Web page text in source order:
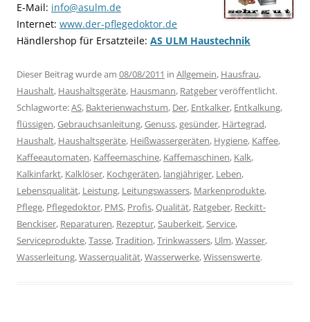
E-Mail: info@asulm.de
Internet: www.der-pflegedoktor.de
Händlershop für Ersatzteile: AS ULM Haustechnik
Dieser Beitrag wurde am 08/08/2011 in Allgemein, Hausfrau,
Haushalt, Haushaltsgeräte, Hausmann, Ratgeberveröffentlicht.
Schlagworte:AS, Bakterienwachstum, Der, Entkalker, Entkalkung,
flüssigen,Gebrauchsanleitung,Genuss,gesünder, Härtegrad,
Haushalt, Haushaltsgeräte, Heißwassergeräten, Hygiene, Kaffee,
Kaffeeautomaten, Kaffeemaschine, Kaffemaschinen, Kalk,
Kalkinfarkt, Kalklöser, Kochgeräten, langjähriger, Leben,
Lebensqualität, Leistung, Leitungswassers, Markenprodukte,
Pflege, Pflegedoktor, PMS, Profis,Qualität, Ratgeber, Reckitt-
Benckiser, Reparaturen, Rezeptur,Sauberkeit,Service,
Serviceprodukte,Tasse,Tradition,Trinkwassers, Ulm,Wasser,
Wasserleitung,Wasserqualität,Wasserwerke,Wissenswerte.